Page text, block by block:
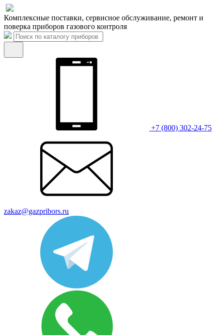
Комплексные поставки, сервисное обслуживание, ремонт и
поверка приборов газового контроля
+7 (800) 302-24-75
zakaz@gazpribors.ru